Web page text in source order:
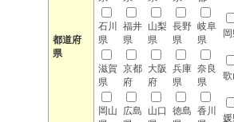
都道府
県
石川
県
福井
県
山梨
県
長野
県
岐阜
県
滋賀
県
京都
府
大阪
府
兵庫
県
奈良
県
岡山
広島
山口
徳島 香川